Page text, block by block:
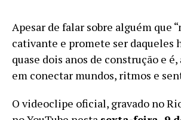
Apesar de falar sobre alguém que
cativante e promete ser daqueles
quase dois anos de construção e
em conectar mundos, ritmos e
O videoclipe oficial, gravado no